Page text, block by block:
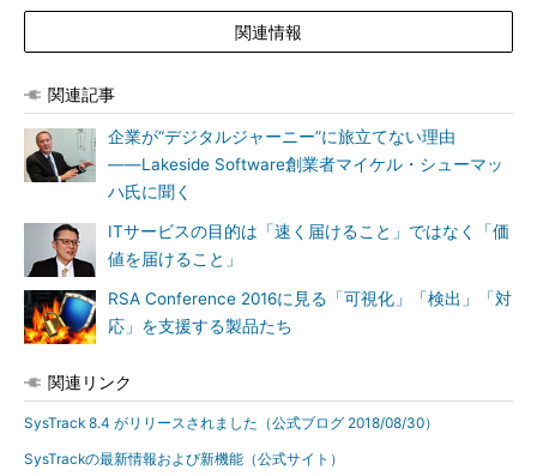
「Tray-App」
また、障害の発生条件が複雑な場合、例えば「特定のソフトウ
ェアのバージョンが上がってからクラッシュが増えている」とい
った条件を特定するための独自言語を「センサー」として新たに
提供。スクリプトやSQLに関する知識不要で、複雑な発生条件を
特定できるという。
さらに、システムに接続しているデバイスをグラフィカルに確
関連情報
関連記事
企業が“デジタルジャーニー”に旅立てない理由
――Lakeside Software創業者マイケル・シューマッ
ハ氏に聞く
ITサービスの目的は「速く届けること」ではなく「価
値を届けること」
RSA Conference 2016に見る「可視化」「検出」「対
応」を支援する製品たち
関連リンク
SysTrack 8.4 がリリースされました（公式ブログ 2018/08/30）
SysTrackの最新情報および新機能（公式サイト）